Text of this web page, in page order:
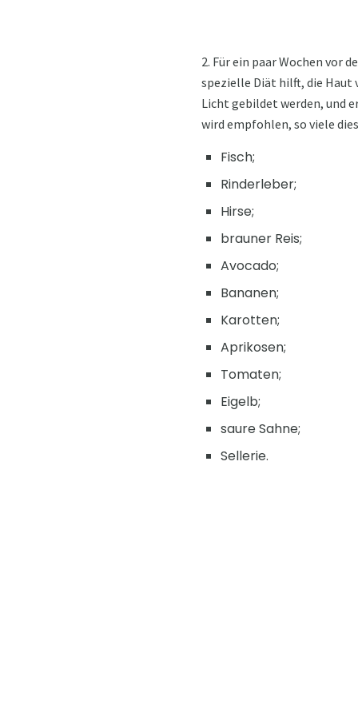
2. Für ein paar Wochen vor
spezielle Diät hilft, die Haut
Licht gebildet werden, und
wird empfohlen, so viele
Fisch;
Rinderleber;
Hirse;
brauner Reis;
Avocado;
Bananen;
Karotten;
Aprikosen;
Tomaten;
Eigelb;
saure Sahne;
Sellerie.